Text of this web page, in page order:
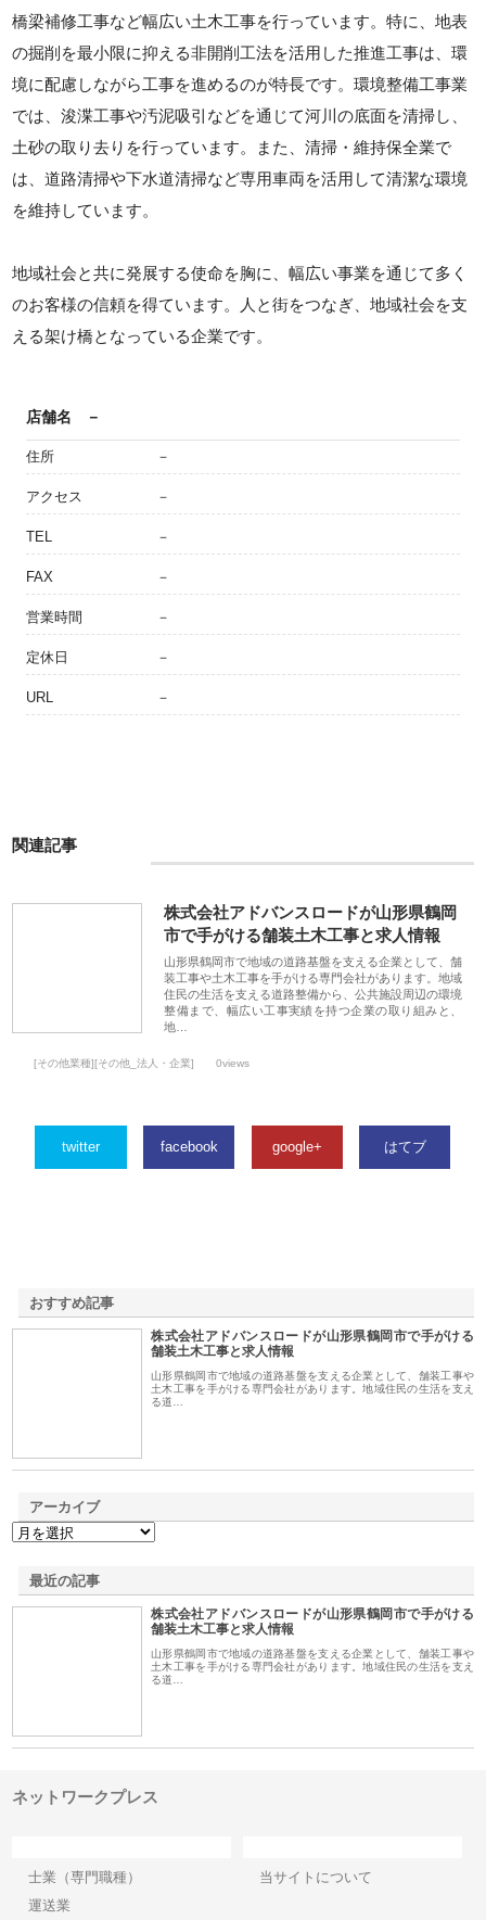
橋梁補修工事など幅広い土木工事を行っています。特に、地表
の掘削を最小限に抑える非開削工法を活用した推進工事は、環
境に配慮しながら工事を進めるのが特長です。環境整備工事業
では、浚渫工事や汚泥吸引などを通じて河川の底面を清掃し、
土砂の取り去りを行っています。また、清掃・維持保全業で
は、道路清掃や下水道清掃など専用車両を活用して清潔な環境
を維持しています。
地域社会と共に発展する使命を胸に、幅広い事業を通じて多く
のお客様の信頼を得ています。人と街をつなぎ、地域社会を支
える架け橋となっている企業です。
店舗名 －
住所 －
アクセス －
TEL －
FAX －
営業時間 －
定休日 －
URL －
関連記事
株式会社アドバンスロードが山形県鶴岡
市で手がける舗装土木工事と求人情報
山形県鶴岡市で地域の道路基盤を支える企業として、舗
装工事や土木工事を手がける専門会社があります。地域
住民の生活を支える道路整備から、公共施設周辺の環境
整備まで、幅広い工事実績を持つ企業の取り組みと、
地…
[その他業種][その他_法人・企業] 0views
twitter facebook google+ はてブ
おすすめ記事
株式会社アドバンスロードが山形県鶴岡市で手がける
舗装土木工事と求人情報
山形県鶴岡市で地域の道路基盤を支える企業として、舗装工事や
土木工事を手がける専門会社があります。地域住民の生活を支え
る道…
アーカイブ
最近の記事
株式会社アドバンスロードが山形県鶴岡市で手がける
舗装土木工事と求人情報
山形県鶴岡市で地域の道路基盤を支える企業として、舗装工事や
土木工事を手がける専門会社があります。地域住民の生活を支え
る道…
ネットワークプレス
士業（専門職種）
運送業
当サイトについて